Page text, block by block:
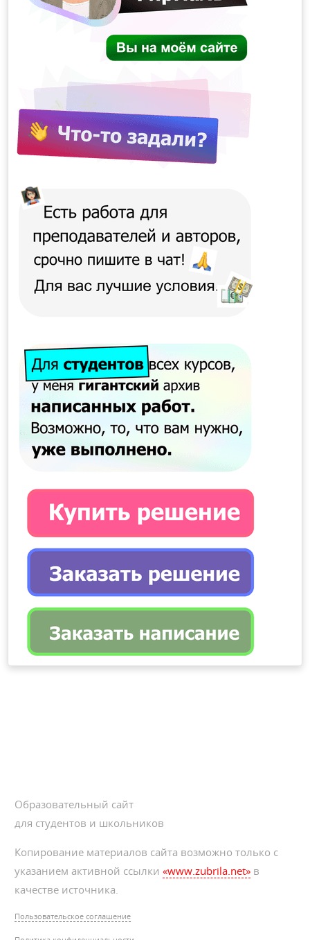
Образовательный сайт
для студентов и школьников
Копирование материалов сайта возможно только с
указанием активной ссылки«www.zubrila.net» в
качестве источника.
Пользовательское соглашение